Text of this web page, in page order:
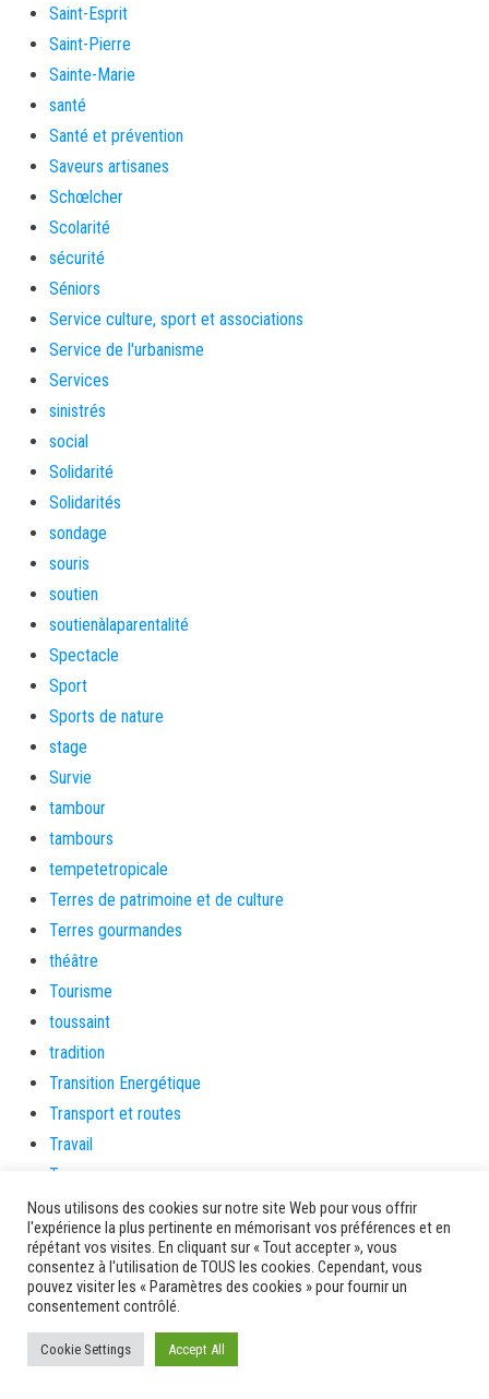
Saint-Esprit
Saint-Pierre
Sainte-Marie
santé
Santé et prévention
Saveurs artisanes
Schœlcher
Scolarité
sécurité
Séniors
Service culture, sport et associations
Service de l'urbanisme
Services
sinistrés
social
Solidarité
Solidarités
sondage
souris
soutien
soutienàlaparentalité
Spectacle
Sport
Sports de nature
stage
Survie
tambour
tambours
tempetetropicale
Terres de patrimoine et de culture
Terres gourmandes
théâtre
Tourisme
toussaint
tradition
Transition Energétique
Transport et routes
Travail
Travaux
Travaux THD
travaux utiles
TSUNAMI
TZCLD
uncategorized
Venir en Martinique
Nous utilisons des cookies sur notre site Web pour vous offrir
l'expérience la plus pertinente en mémorisant vos préférences et en
répétant vos visites. En cliquant sur « Tout accepter », vous
consentez à l'utilisation de TOUS les cookies. Cependant, vous
pouvez visiter les « Paramètres des cookies » pour fournir un
consentement contrôlé.
Cookie Settings Accept All